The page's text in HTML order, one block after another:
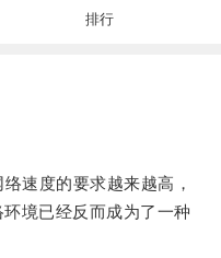
排行
速度的要求越来越高，
境已经反而成为了一种